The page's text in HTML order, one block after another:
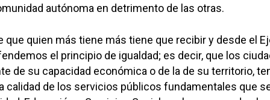
autónoma en detrimento de las otras.
que quien más tiene más tiene que recibir y desde el
el principio de igualdad; es decir, que los
de su capacidad económica o de la de su territorio,
calidad de los servicios públicos fundamentales que